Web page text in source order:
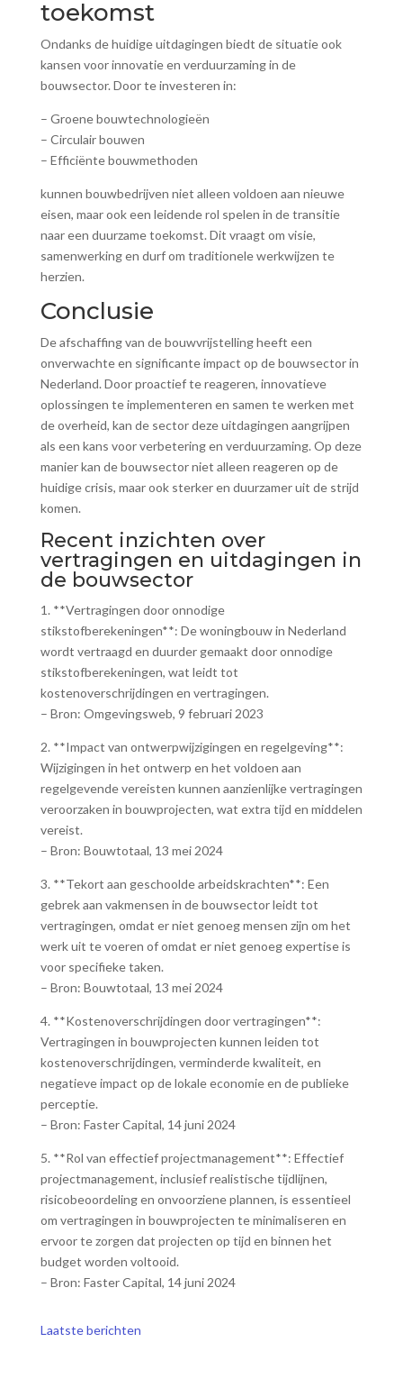
toekomst
Ondanks de huidige uitdagingen biedt de situatie ook
kansen voor innovatie en verduurzaming in de
bouwsector. Door te investeren in:
– Groene bouwtechnologieën
– Circulair bouwen
– Efficiënte bouwmethoden
kunnen bouwbedrijven niet alleen voldoen aan nieuwe
eisen, maar ook een leidende rol spelen in de transitie
naar een duurzame toekomst. Dit vraagt om visie,
samenwerking en durf om traditionele werkwijzen te
herzien.
Conclusie
De afschaffing van de bouwvrijstelling heeft een
onverwachte en significante impact op de bouwsector in
Nederland. Door proactief te reageren, innovatieve
oplossingen te implementeren en samen te werken met
de overheid, kan de sector deze uitdagingen aangrijpen
als een kans voor verbetering en verduurzaming. Op deze
manier kan de bouwsector niet alleen reageren op de
huidige crisis, maar ook sterker en duurzamer uit de strijd
komen.
Recent inzichten over
vertragingen en uitdagingen in
de bouwsector
1. **Vertragingen door onnodige
stikstofberekeningen**: De woningbouw in Nederland
wordt vertraagd en duurder gemaakt door onnodige
stikstofberekeningen, wat leidt tot
kostenoverschrijdingen en vertragingen.
– Bron: Omgevingsweb, 9 februari 2023
2. **Impact van ontwerpwijzigingen en regelgeving**:
Wijzigingen in het ontwerp en het voldoen aan
regelgevende vereisten kunnen aanzienlijke vertragingen
veroorzaken in bouwprojecten, wat extra tijd en middelen
vereist.
– Bron: Bouwtotaal, 13 mei 2024
3. **Tekort aan geschoolde arbeidskrachten**: Een
gebrek aan vakmensen in de bouwsector leidt tot
vertragingen, omdat er niet genoeg mensen zijn om het
werk uit te voeren of omdat er niet genoeg expertise is
voor specifieke taken.
– Bron: Bouwtotaal, 13 mei 2024
4. **Kostenoverschrijdingen door vertragingen**:
Vertragingen in bouwprojecten kunnen leiden tot
kostenoverschrijdingen, verminderde kwaliteit, en
negatieve impact op de lokale economie en de publieke
perceptie.
– Bron: Faster Capital, 14 juni 2024
5. **Rol van effectief projectmanagement**: Effectief
projectmanagement, inclusief realistische tijdlijnen,
risicobeoordeling en onvoorziene plannen, is essentieel
om vertragingen in bouwprojecten te minimaliseren en
ervoor te zorgen dat projecten op tijd en binnen het
budget worden voltooid.
– Bron: Faster Capital, 14 juni 2024
Laatste berichten